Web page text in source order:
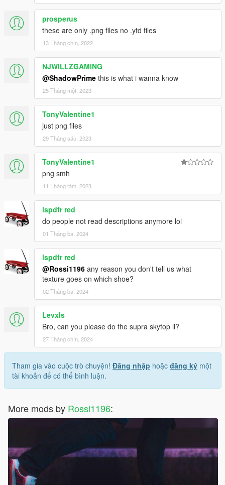
prosperus
these are only .png files no .ytd files
13 Tháng chín, 2022
NJWILLZGAMING
@ShadowPrime this is what i wanna know
25 Tháng một, 2023
TonyValentine1
just png files
29 Tháng sáu, 2023
TonyValentine1
png smh
11 Tháng tám, 2023
lspdfr red
do people not read descriptions anymore lol
01 Tháng ba, 2024
lspdfr red
@Rossi1196 any reason you don't tell us what
texture goes on which shoe?
02 Tháng ba, 2024
Levxls
Bro, can you please do the supra skytop ll?
27 Tháng chín, 2024
Tham gia vào cuộc trò chuyện! Đăng nhập hoặc đăng ký một
tài khoản để có thể bình luận.
More mods by Rossi1196: